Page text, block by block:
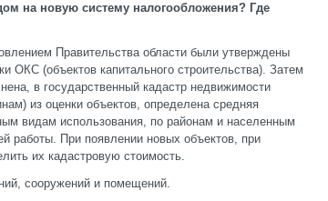
на новую систему налогообложения? Где
Правительства области были утверждены
ОКС (объектов капитального строительства). Затем
в государственный кадастр недвижимости
из оценки объектов, определена средняя
видам использования, по районам и населенным
работы. При появлении новых объектов, при
их кадастровую стоимость.
сооружений и помещений.